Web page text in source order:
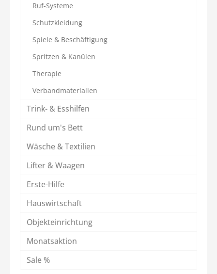
Ruf-Systeme
Schutzkleidung
Spiele & Beschäftigung
Spritzen & Kanülen
Therapie
Verbandmaterialien
Trink- & Esshilfen
Rund um's Bett
Wäsche & Textilien
Lifter & Waagen
Erste-Hilfe
Hauswirtschaft
Objekteinrichtung
Monatsaktion
Sale %